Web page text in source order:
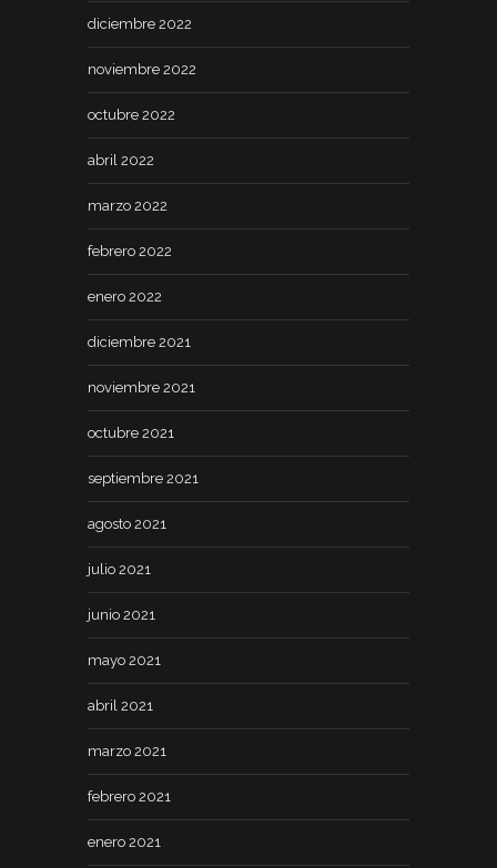
diciembre 2022
noviembre 2022
octubre 2022
abril 2022
marzo 2022
febrero 2022
enero 2022
diciembre 2021
noviembre 2021
octubre 2021
septiembre 2021
agosto 2021
julio 2021
junio 2021
mayo 2021
abril 2021
marzo 2021
febrero 2021
enero 2021